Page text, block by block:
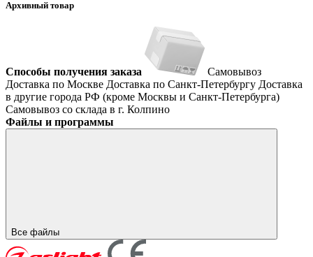
Архивный товар
Способы получения заказа
Самовывоз
Доставка по Москве Доставка по Санкт-Петербургу Доставка
в другие города РФ (кроме Москвы и Санкт-Петербурга)
Самовывоз со склада в г. Колпино
Файлы и программы
Все файлы